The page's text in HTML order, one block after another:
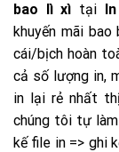
bao lì xì tại
khuyến mãi
cái/bịch hoàn
cả số lượng in,
in lại rẻ nhất
chúng tôi tự
kế file in => ghi